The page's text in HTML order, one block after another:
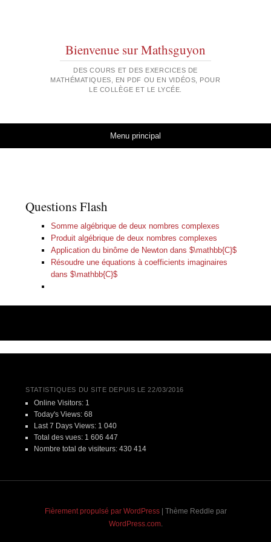
Bienvenue sur Mathsguyon
DES COURS ET DES EXERCICES DE
MATHÉMATIQUES, EN PDF OU EN VIDÉOS, POUR
LE COLLÈGE ET LE LYCÉE.
Menu principal
Questions Flash
Somme algébrique de deux nombres complexes
Produit algébrique de deux nombres complexes
Application du binôme de Newton dans $\mathbb{C}$
Résoudre une équations à coefficients imaginaires
dans $\mathbb{C}$
STATISTIQUES DU SITE DEPUIS LE 22/03/2016
Online Visitors: 1
Today's Views: 68
Last 7 Days Views: 1 040
Total des vues: 1 606 447
Nombre total de visiteurs: 430 414
Fièrement propulsé par WordPress
Thème Reddle par
WordPress.com.